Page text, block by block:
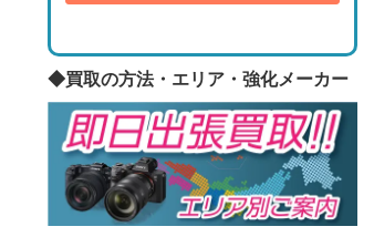
◆買取の方法・エリア・強化メーカー